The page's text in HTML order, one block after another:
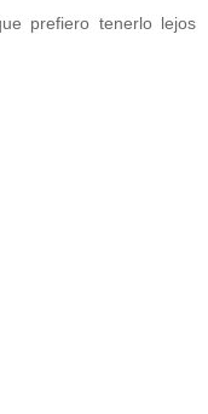
prefiero tenerlo lejos